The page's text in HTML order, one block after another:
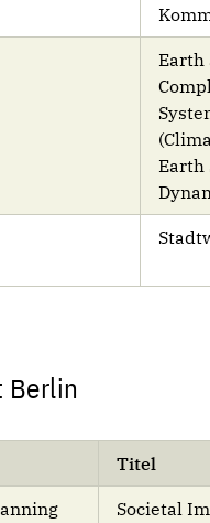
Earth
Earth
Berlin
Titel
Societal